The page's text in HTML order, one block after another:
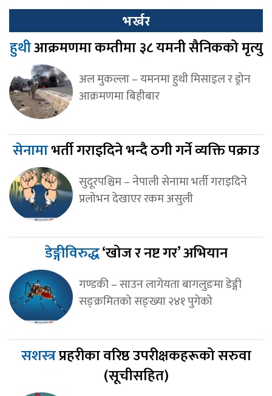
भर्खर
हुथीआक्रमणमा कम्तीमा ३८ यमनी सैनिकको मृत्यु
अल मुकल्ला – यमनमा हुथी मिसाइल र ड्रोन
आक्रमणमा बिहीबार
सेनामाभर्ती गराइदिने भन्दै ठगी गर्ने व्यक्ति पक्राउ
सुदूरपश्चिम – नेपाली सेनामा भर्ती गराइदिने
प्रलोभन देखाएर रकम असुली
डेङ्गीविरुद्ध‘खोज र नष्ट गर’ अभियान
गण्डकी – साउन लागेयता बागलुङमा डेङ्गी
सङ्क्रमितको सङ्ख्या २४१ पुगेको
सशस्त्रप्रहरीका वरिष्ठ उपरीक्षकहरूको सरुवा
(सूचीसहित)